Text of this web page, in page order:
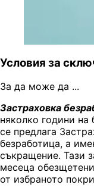
Условия за
За да може да ...
Застраховка
няколко години на
се предлага
безработица, а
съкращение. Тази
месеца
от избраното